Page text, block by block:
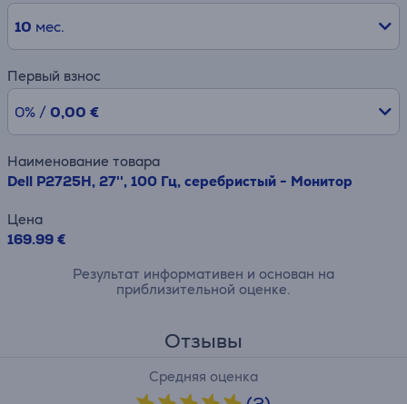
10 мес.
Первый взнос
0% / 0,00 €
Наименование товара
Dell P2725H, 27'', 100 Гц, серебристый - Монитор
Цена
169.99 €
Результат информативен и основан на
приблизительной оценке.
Отзывы
Средняя оценка